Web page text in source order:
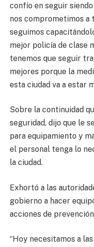
confío en seguir
nos comprometimos a
seguimos
mejor policía de clase
tenemos que seguir
mejores porque la
esta ciudad va a estar
Sobre la continuidad
seguridad, dijo que le
para equipamiento y
el personal tenga lo
la ciudad.
Exhortó a las
gobierno a hacer
acciones de
“Hoy necesitamos a